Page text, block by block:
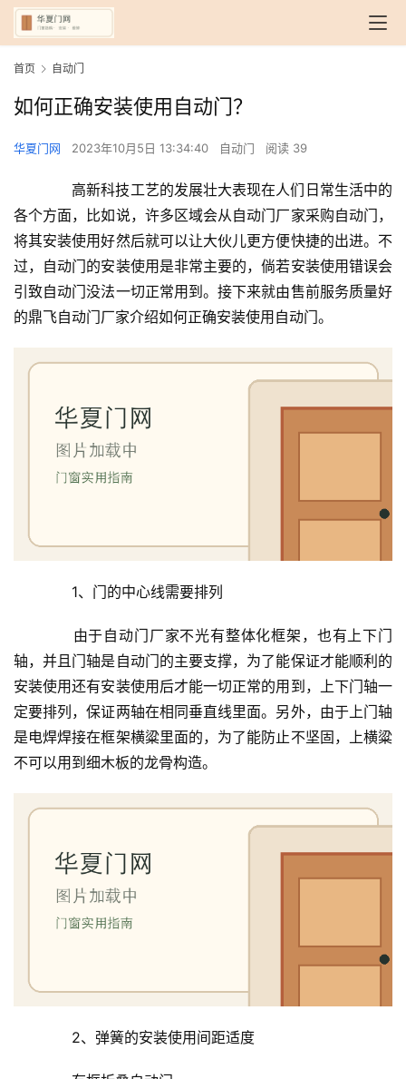
首页 自动门
如何正确安装使用自动门？
华夏门网 2023年10月5日 13:34:40 自动门 阅读 39
高新科技工艺的发展壮大表现在人们日常生活中的
各个方面，比如说，许多区域会从自动门厂家采购自动门，
将其安装使用好然后就可以让大伙儿更方便快捷的出进。不
过，自动门的安装使用是非常主要的，倘若安装使用错误会
引致自动门没法一切正常用到。接下来就由售前服务质量好
的鼎飞自动门厂家介绍如何正确安装使用自动门。
1、门的中心线需要排列
由于自动门厂家不光有整体化框架，也有上下门
轴，并且门轴是自动门的主要支撑，为了能保证才能顺利的
安装使用还有安装使用后才能一切正常的用到，上下门轴一
定要排列，保证两轴在相同垂直线里面。另外，由于上门轴
是电焊焊接在框架横粱里面的，为了能防止不坚固，上横粱
不可以用到细木板的龙骨构造。
2、弹簧的安装使用间距适度